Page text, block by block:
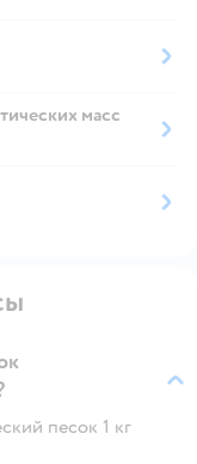
масс
песок 1 кг